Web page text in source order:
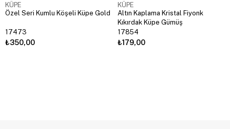
KÜPE
Özel Seri Kumlu Köşeli Küpe Gold
17473
₺350,00
KÜPE
Altın Kaplama Kristal Fiyonk
Kıkırdak Küpe Gümüş
17854
₺179,00